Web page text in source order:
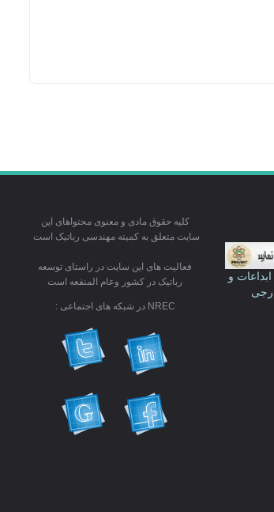
کلیه حقوق مادی و معنوی محتواهای این
سایت متعلق به کمیته مهندسی رباتیک است
فعالیت های این سایت در راستای توسعه
رباتیک در کشور وعام المنفعه است
NREC در شبکه های اجتماعی :
و